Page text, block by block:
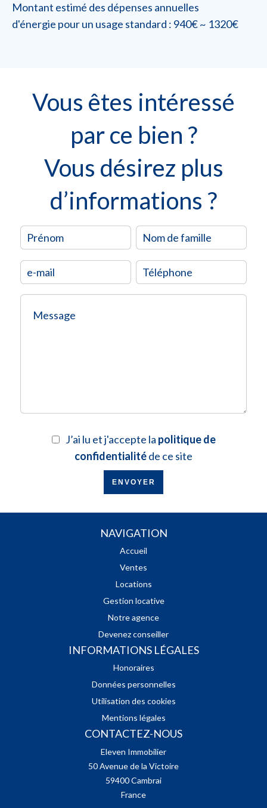
Montant estimé des dépenses annuelles
d'énergie pour un usage standard : 940€ ~ 1320€
Vous êtes intéressé
par ce bien ?
Vous désirez plus
d’informations ?
J’ai lu et j'accepte la politique de
confidentialitéde ce site
ENVOYER
NAVIGATION
Accueil
Ventes
Locations
Gestion locative
Notre agence
Devenez conseiller
INFORMATIONS LÉGALES
Honoraires
Données personnelles
Utilisation des cookies
Mentions légales
CONTACTEZ-NOUS
Eleven Immobilier
50 Avenue de la Victoire
59400Cambrai
France